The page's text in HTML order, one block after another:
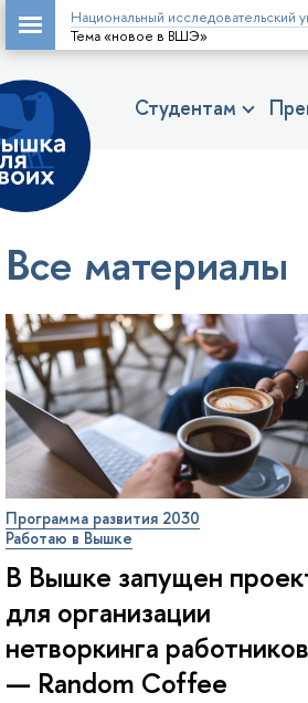
Национальный исследовательский
Тема «новое в ВШЭ»
Студентам
Все материалы
Программа развития 2030
Работаю в Вышке
В Вышке запущен
для организации
нетворкинга работников
— Random Coffee